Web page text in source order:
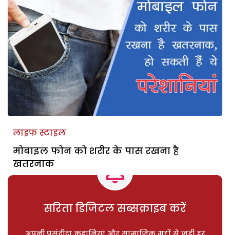
लाइफ स्टाइल
मोबाइल फोन को शरीर के पास रखना है
खतरनाक
सरिता डिजिटल सब्सक्राइब करें